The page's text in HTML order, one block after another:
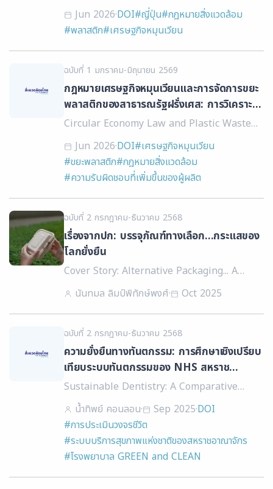
Circulation for Plastics: Evolution,
Institutional Mechanisms, and Policy
Jun 2026·DOI#ญี่ปุ่น#กฎหมายสิ่งแวดล้อม
#พลาสติก#เศรษฐกิจหมุนเวียน
ฉบับที่ 1 มกราคม-มิถุนายน 2569
กฎหมายเศรษฐกิจหมุนเวียนและการจัดการขยะ
พลาสติกของสาธารณรัฐฝรั่งเศส: การวิเคราะห์
เชิงกฎหมายและบทเรียนเชิงนโยบายสำหรับ
Circular Economy Law and Plastic Waste
Management in France: Legal Analysis and
Policy Lessons for Thailand
Jun 2026·DOI#เศรษฐกิจหมุนเวียน
#ขยะพลาสติก#กฎหมายสิ่งแวดล้อม
#ความรับผิดชอบที่เพิ่มขึ้นของผู้ผลิต
ฉบับที่ 2 กรกฎาคม-ธันวาคม 2568
เรื่องจากปก: บรรจุภัณฑ์ทางเลือก...กระแสของ
โลกยั่งยืน
Cover Story: Alternative Packaging... A
Global Shift Toward Sustainability
นันทมล ลิมป์พิทักษ์พงศ์· Oct 2025
ฉบับที่ 2 กรกฎาคม-ธันวาคม 2568
ความยั่งยืนทางทันตกรรม: การศึกษาเชิงเปรียบ
เทียบระบบทันตกรรมของ NHS สหราช
อาณาจักร กับภาครัฐและเอกชนของไทยใน
บริบทของระบบสาธารณสุข
Sustainable Dentistry: A Comparative
Study of the UK NHS Dental System and
Thailand’s Dental Public and Private
Sectors within the Healthcare Context
น้ำทิพย์ คอนลอน· Sep 2025·DOI
#การประเมินวงจรชีวิต
#ระบบบริการสุขภาพแห่งชาติของสหราชอาณาจักร
#โรงพยาบาล GREEN and CLEAN